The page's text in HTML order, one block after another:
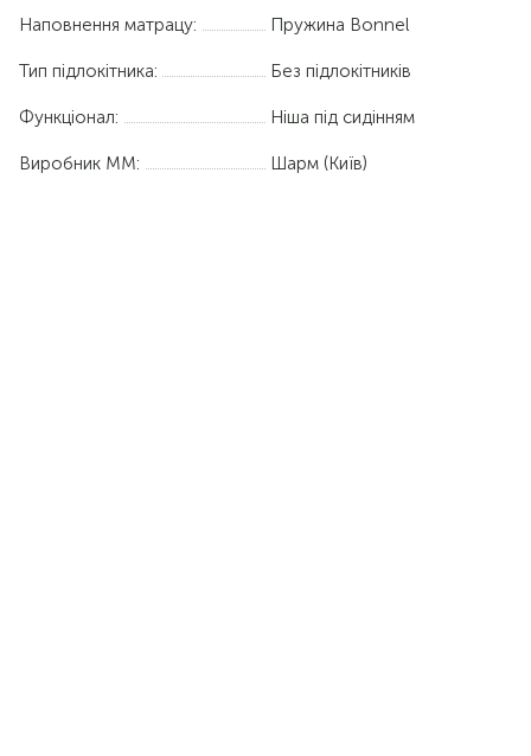
Наповнення матрацу: Пружина Bonnel
Тип підлокітника: Без підлокітників
Функціонал: Ніша під сидінням
Виробник ММ: Шарм (Київ)